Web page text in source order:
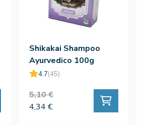
Shikakai Shampoo
Ayurvedico 100g
4.7(45)
5,10 €
4,34 €